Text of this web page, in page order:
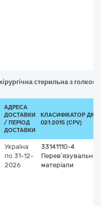
стерильна з
АДРЕСА
ДОСТАВКИ
/ ПЕРІОД
ДОСТАВКИ
КЛАСИФІКАТОР ДК
021:2015 (CPV)
Україна
по 31-12-
2026
33141110-4
Перев’язувальні
матеріали